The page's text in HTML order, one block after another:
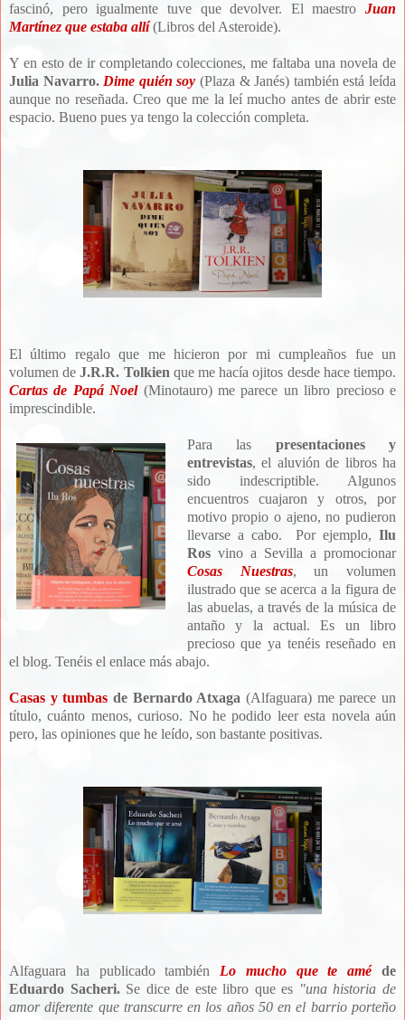
fascinó, pero igualmente tuve que devolver. El maestro Juan
Martínez que estaba allí(Libros del Asteroide).
Y en esto de ir completando colecciones, me faltaba una novela de
Julia Navarro. Dime quién soy (Plaza & Janés) también está leída
aunque no reseñada. Creo que me la leí mucho antes de abrir este
espacio. Bueno pues ya tengo la colección completa.
El último regalo que me hicieron por mi cumpleaños fue un
volumen deJ.R.R. Tolkien que me hacía ojitos desde hace tiempo.
Cartas de Papá Noel(Minotauro) me parece un libro precioso e
imprescindible.
Para las presentaciones y
entrevistas, el aluvión de libros ha
sido indescriptible. Algunos
encuentros cuajaron y otros, por
motivo propio o ajeno, no pudieron
llevarse a cabo. Por ejemplo, Ilu
Ros vino a Sevilla a promocionar
Cosas Nuestras, un volumen
ilustrado que se acerca a la figura de
las abuelas, a través de la música de
antaño y la actual. Es un libro
precioso que ya tenéis reseñado en
el blog. Tenéis el enlace más abajo.
Casas y tumbas de Bernardo Atxaga (Alfaguara) me parece un
título, cuánto menos, curioso. No he podido leer esta novela aún
pero, las opiniones que he leído, son bastante positivas.
Alfaguara ha publicado también Lo mucho que te améde
Eduardo Sacheri.Se dice de este libro que es "una historia de
amor diferente que transcurre en los años 50 en el barrio porteño